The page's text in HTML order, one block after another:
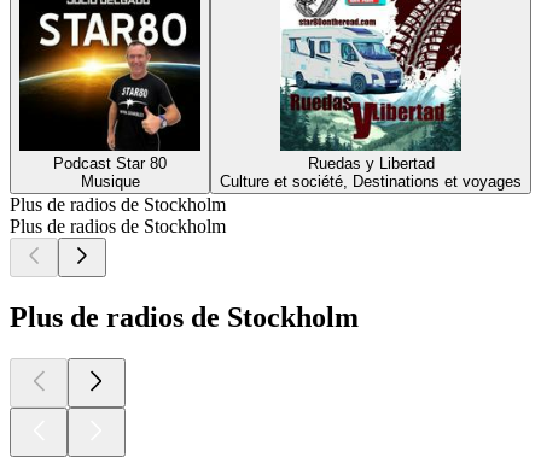
Podcast Star 80
Musique
Ruedas y Libertad
Culture et société, Destinations et voyages
Plus de radios de Stockholm
Plus de radios de Stockholm
Plus de radios de Stockholm